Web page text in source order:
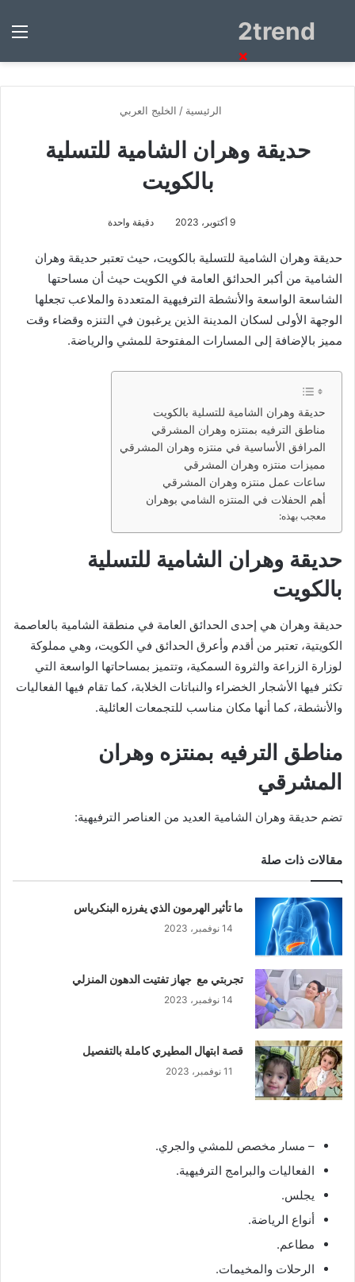
2trendبحث
الرئيسية / الخليج العربي
حديقة وهران الشامية للتسلية
بالكويت
9 أكتوبر، 2023 دقيقة واحدة
حديقة وهران الشامية للتسلية بالكويت، حيث تعتبر حديقة وهران
الشامية من أكبر الحدائق العامة في الكويت حيث أن مساحتها
الشاسعة الواسعة والأنشطة الترفيهية المتعددة والملاعب تجعلها
الوجهة الأولى لسكان المدينة الذين يرغبون في التنزه وقضاء وقت
مميز بالإضافة إلى المسارات المفتوحة للمشي والرياضة.
حديقة وهران الشامية للتسلية بالكويت
مناطق الترفيه بمنتزه وهران المشرقي
المرافق الأساسية في منتزه وهران المشرقي
مميزات منتزه وهران المشرقي
ساعات عمل منتزه وهران المشرقي
أهم الحفلات في المنتزه الشامي بوهران
معجب بهذه:
حديقة وهران الشامية للتسلية
بالكويت
حديقة وهران هي إحدى الحدائق العامة في منطقة الشامية بالعاصمة
الكويتية، تعتبر من أقدم وأعرق الحدائق في الكويت، وهي مملوكة
لوزارة الزراعة والثروة السمكية، وتتميز بمساحاتها الواسعة التي
تكثر فيها الأشجار الخضراء والنباتات الخلابة، كما تقام فيها الفعاليات
والأنشطة، كما أنها مكان مناسب للتجمعات العائلية.
مناطق الترفيه بمنتزه وهران
المشرقي
تضم حديقة وهران الشامية العديد من العناصر الترفيهية:
مقالات ذات صلة
ما تأثير الهرمون الذي يفرزه البنكرياس
14 نوفمبر، 2023
تجربتي مع جهاز تفتيت الدهون المنزلي
14 نوفمبر، 2023
قصة ابتهال المطيري كاملة بالتفصيل
11 نوفمبر، 2023
– مسار مخصص للمشي والجري.
الفعاليات والبرامج الترفيهية.
يجلس.
أنواع الرياضة.
مطاعم.
الرحلات والمخيمات.
×